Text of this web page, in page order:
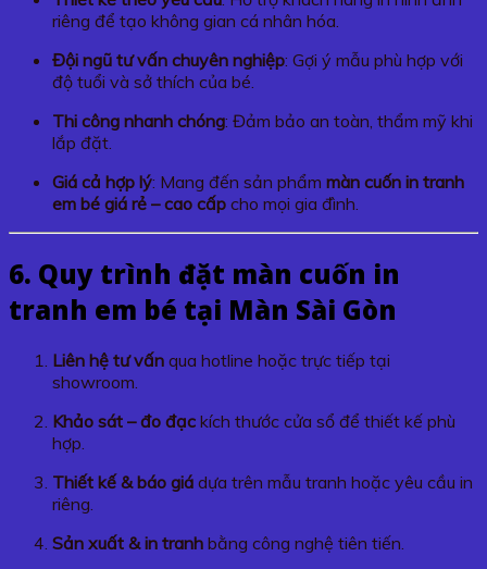
riêng để tạo không gian cá nhân hóa.
Đội ngũ tư vấn chuyên nghiệp: Gợi ý mẫu phù hợp với
độ tuổi và sở thích của bé.
Thi công nhanh chóng: Đảm bảo an toàn, thẩm mỹ khi
lắp đặt.
Giá cả hợp lý: Mang đến sản phẩm màn cuốn in tranh
em bé giá rẻ – cao cấp cho mọi gia đình.
6. Quy trình đặt màn cuốn in
tranh em bé tại Màn Sài Gòn
Liên hệ tư vấn qua hotline hoặc trực tiếp tại
showroom.
Khảo sát – đo đạc kích thước cửa sổ để thiết kế phù
hợp.
Thiết kế & báo giá dựa trên mẫu tranh hoặc yêu cầu in
riêng.
Sản xuất & in tranh bằng công nghệ tiên tiến.